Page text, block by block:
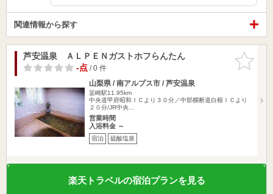
関連情報から探す
お気に入
りに追加
芦安温泉 ＡＬＰＥＮガストホフらんたん
-点/ 0 件
山梨県 / 南アルプス市 / 芦安温泉
韮崎駅11.95km
中央道甲府昭和ＩＣより３０分／中部横断道白根ＩＣより
２０分/JR中央…
営業時間
入浴料金 ～
宿泊 硫酸塩泉
楽天トラベルの宿泊プランを見る